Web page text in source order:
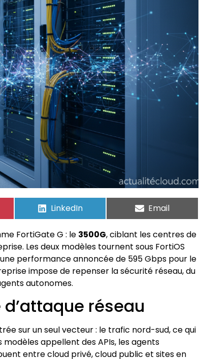
LinkedIn Email
FortiGate G : le 3500G, ciblant les centres de
Les deux modèles tournent sous FortiOS
performance annoncée de 595 Gbps pour le
impose de repenser la sécurité réseau, du
autonomes.
réseau
sur un seul vecteur : le trafic nord-sud, ce qui
modèles appellent des APIs, les agents
entre cloud privé, cloud public et sites en